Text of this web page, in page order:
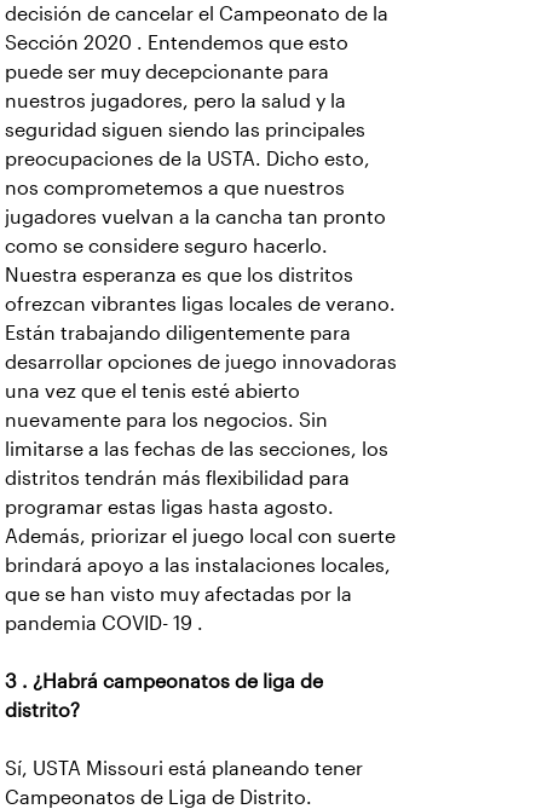
decisión de cancelar el Campeonato de la
Sección 2020 . Entendemos que esto
puede ser muy decepcionante para
nuestros jugadores, pero la salud y la
seguridad siguen siendo las principales
preocupaciones de la USTA. Dicho esto,
nos comprometemos a que nuestros
jugadores vuelvan a la cancha tan pronto
como se considere seguro hacerlo.
Nuestra esperanza es que los distritos
ofrezcan vibrantes ligas locales de verano.
Están trabajando diligentemente para
desarrollar opciones de juego innovadoras
una vez que el tenis esté abierto
nuevamente para los negocios. Sin
limitarse a las fechas de las secciones, los
distritos tendrán más flexibilidad para
programar estas ligas hasta agosto.
Además, priorizar el juego local con suerte
brindará apoyo a las instalaciones locales,
que se han visto muy afectadas por la
pandemia COVID- 19 .
3 . ¿Habrá campeonatos de liga de
distrito?
Sí, USTA Missouri está planeando tener
Campeonatos de Liga de Distrito.